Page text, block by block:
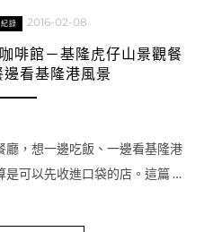
錄 2016-02-08
啡館－基隆虎仔山景觀餐
看基隆港風景
，想一邊吃飯、一邊看基隆港
是可以先收進口袋的店。這篇 …